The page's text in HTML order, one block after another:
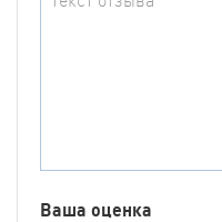
Ваша оценка